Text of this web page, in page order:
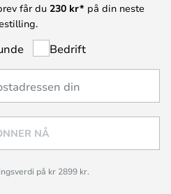
får du 230 kr* på din neste
Bedrift
NÅ
på kr 2899 kr.